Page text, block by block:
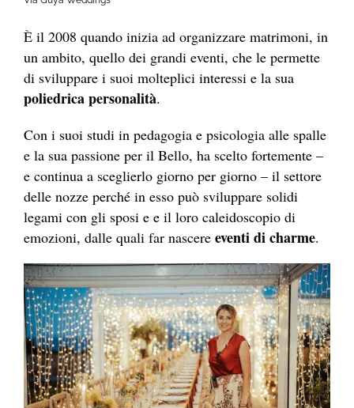
È il 2008 quando inizia ad organizzare matrimoni, in
un ambito, quello dei grandi eventi, che le permette
di sviluppare i suoi molteplici interessi e la sua
poliedrica personalità.
Con i suoi studi in pedagogia e psicologia alle spalle
e la sua passione per il Bello, ha scelto fortemente –
e continua a sceglierlo giorno per giorno – il settore
delle nozze perché in esso può sviluppare solidi
legami con gli sposi e e il loro caleidoscopio di
emozioni, dalle quali far nascere eventi di charme.